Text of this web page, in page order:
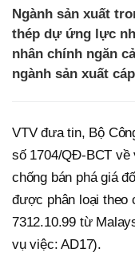
Ngành sản xuất
thép dự ứng lực
nhân chính ngăn
ngành sản xuất
VTV đưa tin, Bộ
số 1704/QĐ-BCT về
chống bán phá giá
được phân loại theo
7312.10.99 từ
vụ việc: AD17).